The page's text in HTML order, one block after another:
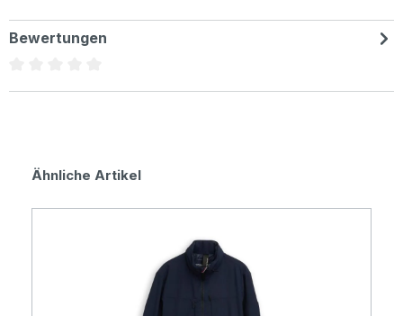
Bewertungen
Produktgalerie überspringen
Ähnliche Artikel